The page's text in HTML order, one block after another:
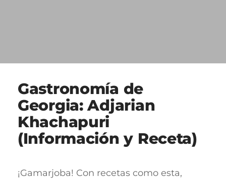
Gastronomía de
Georgia: Adjarian
Khachapuri
(Información y Receta)
¡Gamarjoba! Con recetas como esta,